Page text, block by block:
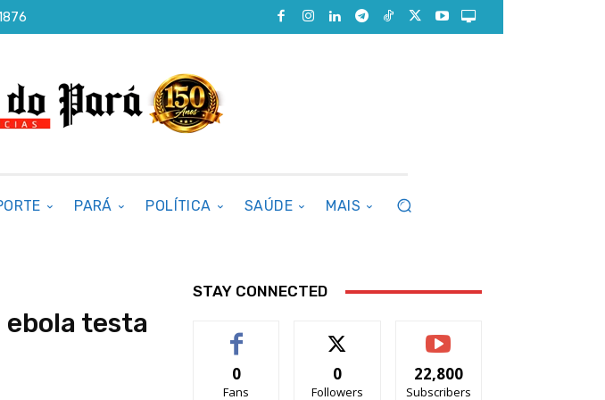
PARÁ POLÍTICA SAÚDE MAIS
ebola testa
STAY CONNECTED
0
Fans
0
Followers
22,800
Subscribers